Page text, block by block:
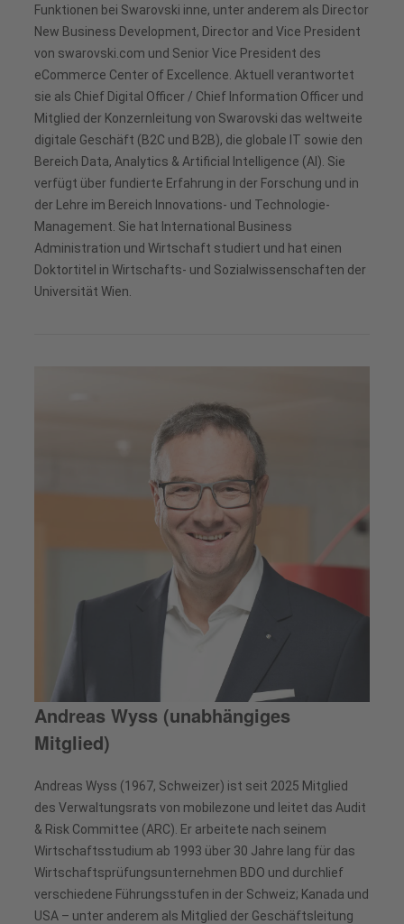
Funktionen bei Swarovski inne, unter anderem als Director
New Business Development, Director and Vice President
von swarovski.com und Senior Vice President des
eCommerce Center of Excellence. Aktuell verantwortet
sie als Chief Digital Officer / Chief Information Officer und
Mitglied der Konzernleitung von Swarovski das weltweite
digitale Geschäft (B2C und B2B), die globale IT sowie den
Bereich Data, Analytics & Artificial Intelligence (AI). Sie
verfügt über fundierte Erfahrung in der Forschung und in
der Lehre im Bereich Innovations- und Technologie-
Management. Sie hat International Business
Administration und Wirtschaft studiert und hat einen
Doktortitel in Wirtschafts- und Sozialwissenschaften der
Universität Wien.
Andreas Wyss (unabhängiges
Mitglied)
Andreas Wyss (1967, Schweizer) ist seit 2025 Mitglied
des Verwaltungsrats von mobilezone und leitet das Audit
& Risk Committee (ARC). Er arbeitete nach seinem
Wirtschaftsstudium ab 1993 über 30 Jahre lang für das
Wirtschaftsprüfungsunternehmen BDO und durchlief
verschiedene Führungsstufen in der Schweiz; Kanada und
USA – unter anderem als Mitglied der Geschäftsleitung